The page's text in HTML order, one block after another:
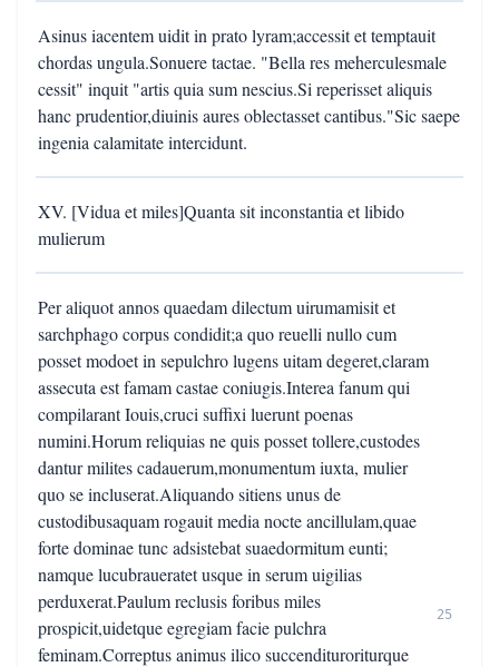
Asinus iacentem uidit in prato lyram;accessit et temptauit
chordas ungula.Sonuere tactae. "Bella res meherculesmale
cessit" inquit "artis quia sum nescius.Si reperisset aliquis
hanc prudentior,diuinis aures oblectasset cantibus."Sic saepe
ingenia calamitate intercidunt.
XV. [Vidua et miles]Quanta sit inconstantia et libido
mulierum
Per aliquot annos quaedam dilectum uirumamisit et
sarchphago corpus condidit;a quo reuelli nullo cum
posset modoet in sepulchro lugens uitam degeret,claram
assecuta est famam castae coniugis.Interea fanum qui
compilarant Iouis,cruci suffixi luerunt poenas
numini.Horum reliquias ne quis posset tollere,custodes
dantur milites cadauerum,monumentum iuxta, mulier
quo se incluserat.Aliquando sitiens unus de
custodibusaquam rogauit media nocte ancillulam,quae
forte dominae tunc adsistebat suaedormitum eunti;
namque lucubraueratet usque in serum uigilias
perduxerat.Paulum reclusis foribus miles
prospicit,uidetque egregiam facie pulchra
feminam.Correptus animus ilico succendituroriturque
25